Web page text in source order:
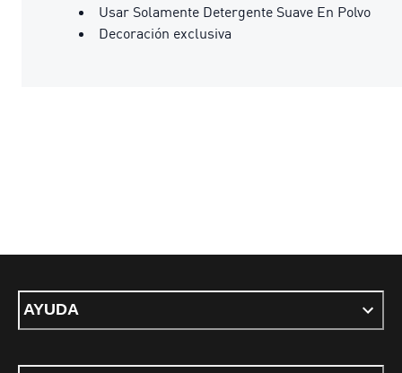
Usar Solamente Detergente Suave En Polvo
Decoración exclusiva
AYUDA